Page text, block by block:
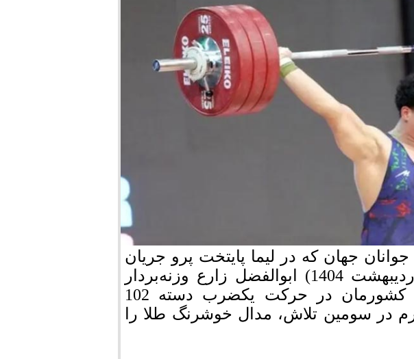
جهان که در لیما پایتخت پرو جریان
دارد بامداد امروز دوشنبه(15 اردیبهشت 1404) ابوالفضل زارع وزنه‌بردار
قدرتمند و مرودشتی تیم ملی کشورمان در حرکت یکضرب دسته 102
مهار وزنه 176 کیلوگرم در سومین تلاش، مدال خوشرنگ طلا را